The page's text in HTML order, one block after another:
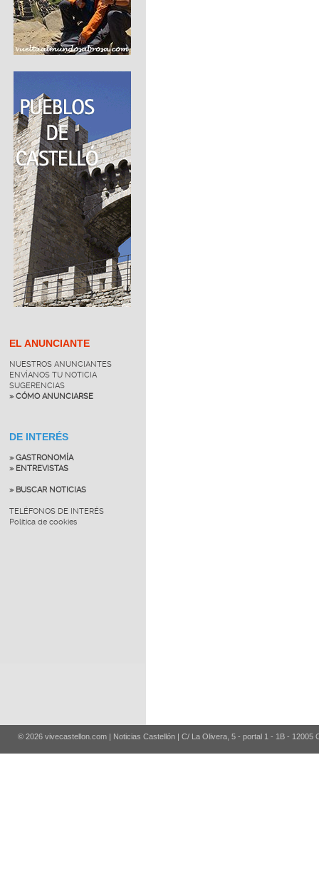
EL ANUNCIANTE
NUESTROS ANUNCIANTES
ENVÍANOS TU NOTICIA
SUGERENCIAS
» CÓMO ANUNCIARSE
DE INTERÉS
» GASTRONOMÍA
» ENTREVISTAS
» BUSCAR NOTICIAS
TELÉFONOS DE INTERÉS
Política de cookies
© 2026 vivecastellon.com | Noticias Castellón | C/ La Olivera, 5 - portal 1 - 1B - 12005